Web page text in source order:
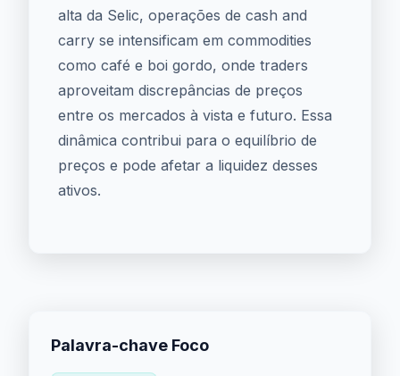
alta da Selic, operações de cash and
carry se intensificam em commodities
como café e boi gordo, onde traders
aproveitam discrepâncias de preços
entre os mercados à vista e futuro. Essa
dinâmica contribui para o equilíbrio de
preços e pode afetar a liquidez desses
ativos.
Palavra-chave Foco